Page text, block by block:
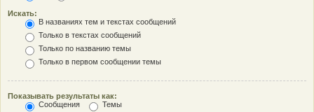
Искать:
В названиях тем и текстах сообщений
Только в текстах сообщений
Только по названию темы
Только в первом сообщении темы
Показывать результаты как:
Сообщения
Темы